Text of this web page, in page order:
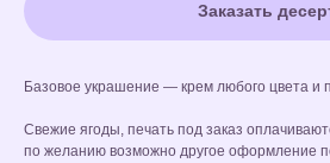
Заказать
Базовое украшение — крем любого цвета и
Свежие ягоды, печать под заказ
по желанию возможно другое оформление